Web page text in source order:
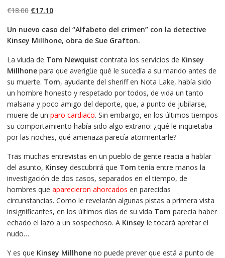
€18.00 El
original
era:
€17.10El
actual
es:
Un nuevo caso del “Alfabeto del crimen” con la detective
Kinsey Millhone, obra de Sue Grafton.
La viuda de Tom Newquist contrata los servicios de Kinsey
Millhonepara que averigüe qué le sucedía a su marido antes de
su muerte. Tom, ayudante del sheriff en Nota Lake, había sido
un hombre honesto y respetado por todos, de vida un tanto
malsana y poco amigo del deporte, que, a punto de jubilarse,
muere de un paro cardiaco. Sin embargo, en los últimos tiempos
su comportamiento había sido algo extraño: ¿qué le inquietaba
por las noches, qué amenaza parecía atormentarle?
Tras muchas entrevistas en un pueblo de gente reacia a hablar
del asunto, Kinsey descubrirá que Tom tenía entre manos la
investigación de dos casos, separados en el tiempo, de
hombres que aparecieron ahorcados en parecidas
circunstancias. Como le revelarán algunas pistas a primera vista
insignificantes, en los últimos días de su vida Tom parecía haber
echado el lazo a un sospechoso. A Kinsey le tocará apretar el
nudo…
Y es que Kinsey Millhoneno puede prever que está a punto de